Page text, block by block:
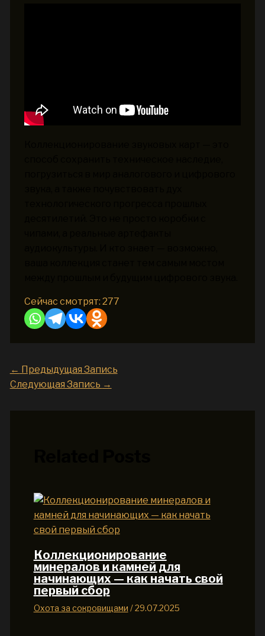
Сейчас смотрят: 277
← Предыдущая Запись
Следующая Запись →
Коллекционирование
минералов и камней для
начинающих — как начать свой
первый сбор
Охота за сокровищами /29.07.2025